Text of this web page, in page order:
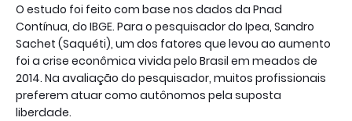
O estudo foi feito com base nos dados da Pnad
Contínua, do IBGE. Para o pesquisador do Ipea, Sandro
Sachet (Saquéti), um dos fatores que levou ao aumento
foi a crise econômica vivida pelo Brasil em meados de
2014. Na avaliação do pesquisador, muitos profissionais
preferem atuar como autônomos pela suposta
liberdade.